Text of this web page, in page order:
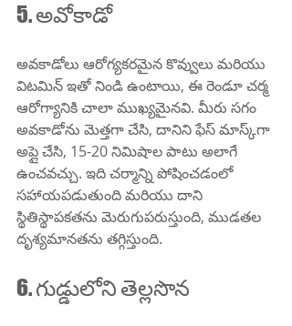
5. అవోకాడో
అవకాడోలు ఆరోగ్యకరమైన కొవ్వులు మరియు
విటమిన్ ఇతో నిండి ఉంటాయి, ఈ రెండూ చర్మ
ఆరోగ్యానికి చాలా ముఖ్యమైనవి. మీరు సగం
అవకాడోను మెత్తగా చేసి, దానిని ఫేస్ మాస్క్‌గా
అప్లై చేసి, 15-20 నిమిషాల పాటు అలాగే
ఉంచవచ్చు. ఇది చర్మాన్ని పోషించడంలో
సహాయపడుతుంది మరియు దాని
స్థితిస్థాపకతను మెరుగుపరుస్తుంది, ముడతల
దృశ్యమానతను తగ్గిస్తుంది.
6. గుడ్డులోని తెల్లసొన